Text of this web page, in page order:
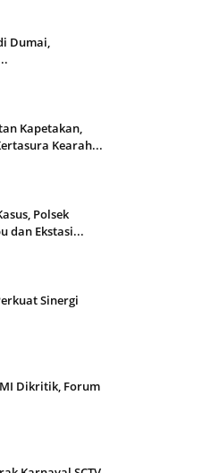
Dumai,
Kapetakan,
Kearah...
Polsek
dan Ekstasi...
Sinergi
Dikritik, Forum